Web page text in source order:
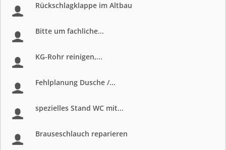
Rückschlagklappe im Altbau
Bitte um fachliche...
KG-Rohr reinigen,...
Fehlplanung Dusche /...
spezielles Stand WC mit...
Brauseschlauch reparieren